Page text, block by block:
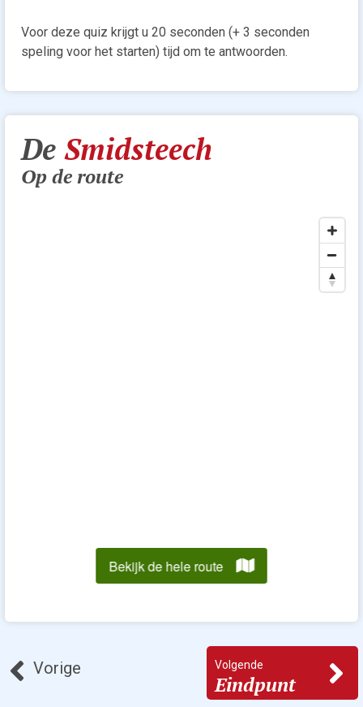
Voor deze quiz krijgt u 20 seconden (+ 3 seconden
speling voor het starten) tijd om te antwoorden.
De Smidsteech
Op de route
Vorige Volgende
Eindpunt